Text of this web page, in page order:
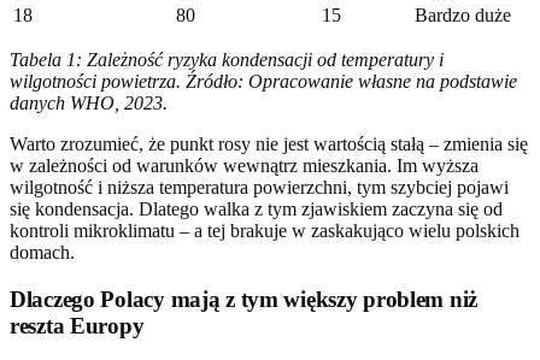
18
80 15 Bardzo duże
Tabela 1: Zależność ryzyka kondensacji od temperatury i
wilgotności powietrza. Źródło: Opracowanie własne na podstawie
danych WHO, 2023.
Warto zrozumieć, że punkt rosy nie jest wartością stałą – zmienia się
w zależności od warunków wewnątrz mieszkania. Im wyższa
wilgotność i niższa temperatura powierzchni, tym szybciej pojawi
się kondensacja. Dlatego walka z tym zjawiskiem zaczyna się od
kontroli mikroklimatu – a tej brakuje w zaskakująco wielu polskich
domach.
Dlaczego Polacy mają z tym większy problem niż
reszta Europy